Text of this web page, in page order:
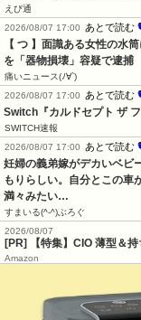
えび通
2026/08/07 17:00
あとで読む
【 つ 】面識ある女性の水
を「器物損壊」容疑で逮捕
痛いニュース(ﾉ∀`)
2026/08/07 17:00
あとで読む
Switch『カルドセプト ザ
SWITCH速報
2026/08/07 17:00
あとで読む
妊婦の義弟嫁がデカいベビ
もりらしい。自分とこの車
満々みたい…
すまいる(^-^)ぶろぐ
2026/08/07
[PR] 【特集】CIO 薄型＆
Amazon